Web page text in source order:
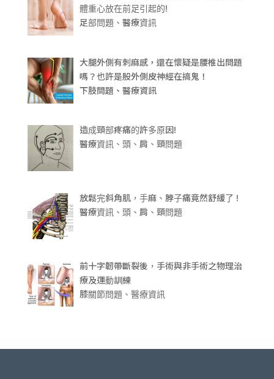
體重心放在前足引起的!
足部問題、醫療資訊
大腿外側有刺麻感，還在懷疑是腰椎出問題
嗎？也許是股外側皮神經在搞鬼！
下肢問題、醫療資訊
造成頸部疼痛的許多原因!
醫療資訊、頭、肩、頸問題
放鬆完斜角肌，手麻、脖子痛竟然舒緩了 !
醫療資訊、頭、肩、頸問題
前十字韌帶斷裂後，手術與非手術之物理治
療及運動訓練
膝關節問題、醫療資訊